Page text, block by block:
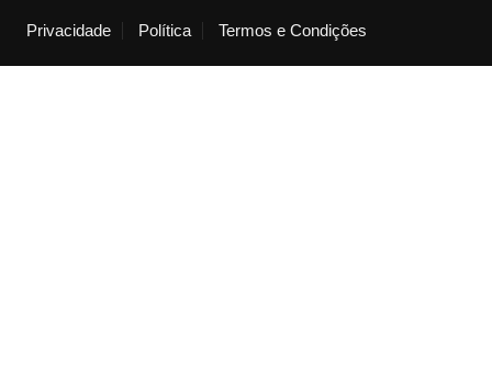
k
Privacidade Política Termos e Condições